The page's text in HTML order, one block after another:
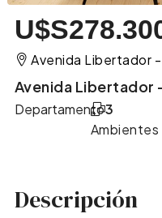
Avenida Libertador -
Avenida Libertador
Departamento
Ambientes
3
Descripción